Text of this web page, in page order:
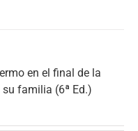
en el final de la
familia (6ª Ed.)